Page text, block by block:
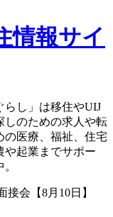
情報サイ
らし」は移住やUIJ
しのための求人や転
の医療、福祉、住宅
や起業までサポー
接会【8月10日】